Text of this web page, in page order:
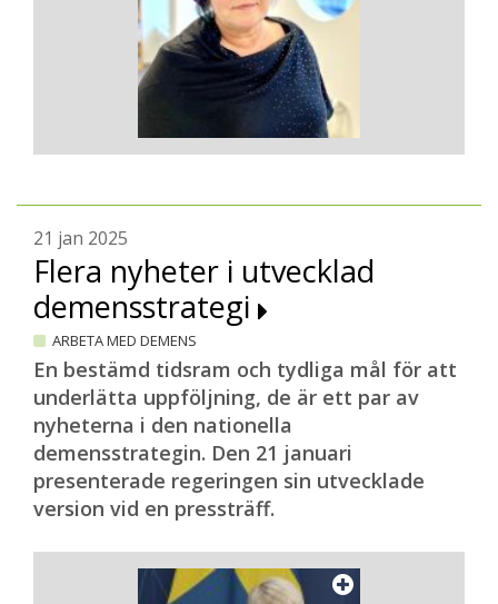
21 jan 2025
Flera nyheter i utvecklad
demensstrategi
ARBETA MED DEMENS
En bestämd tidsram och tydliga mål för att
underlätta uppföljning, de är ett par av
nyheterna i den nationella
demensstrategin. Den 21 januari
presenterade regeringen sin utvecklade
version vid en pressträff.